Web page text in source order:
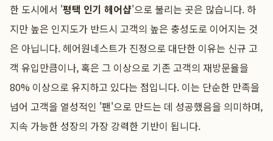
한 도시에서 '평택 인기 헤어샵'으로 불리는 곳은 많습니다. 하
지만 높은 인지도가 반드시 고객의 높은 충성도로 이어지는 것
은 아닙니다. 헤어원네스트가 진정으로 대단한 이유는 신규 고
객 유입만큼이나, 혹은 그 이상으로 기존 고객의 재방문율을
80% 이상으로 유지하고 있다는 점입니다. 이는 단순한 만족을
넘어 고객을 열성적인 '팬'으로 만드는 데 성공했음을 의미하며,
지속 가능한 성장의 가장 강력한 기반이 됩니다.